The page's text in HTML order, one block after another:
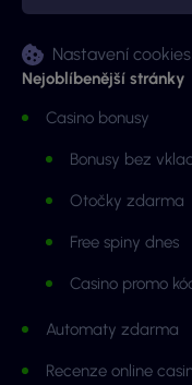
Nastavení cookies
Nejoblíbenější stránky
Casino bonusy
Bonusy bez
Otočky zdarma
Free spiny dnes
Casino promo
Automaty zdarma
Recenze online